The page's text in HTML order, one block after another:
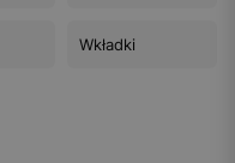
Wkładki